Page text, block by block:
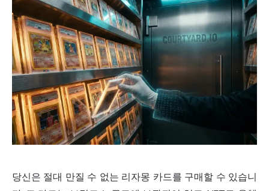
당신은 절대 만질 수 없는 리자몽 카드를 구매할 수 있습니